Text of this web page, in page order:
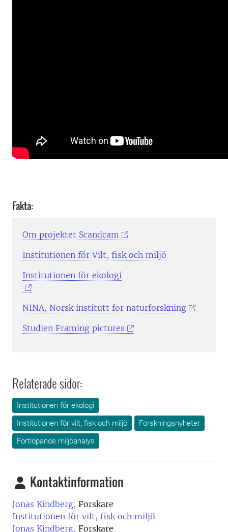
Fakta:
Om projektet Scandcam
Institutionen för Vilt, fisk och miljö
Institutionen för ekologi
NINA, Norsk institutt for naturforskning
Studien Framing pictures
Relaterade sidor:
Institutionen för ekologi
Institutionen för vilt, fisk och miljö
Forskningsnyheter
Fortlöpande miljöanalys
Kontaktinformation
Jonas Kindberg, Forskare
Institutionen för vilt, fisk och miljö
Jonas Kindberg, Forskare